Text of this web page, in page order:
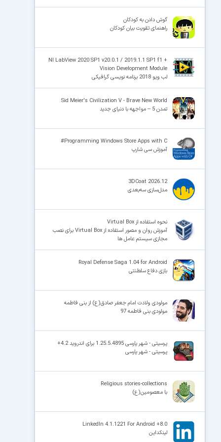
گوش دادن به کودکان
راهنمای تقویت بیان کودکان
NI LabView 2020 SP1 v20.0.1 / 2019.1.1 SP1 f1 +
Vision Development Module
لب ویو 2018 برنامه نویسی گرافیکی
Sid Meier's Civilization V - Brave New World
تمدن 5 – مواجهه با دنیای جدید
Programming Windows Store Apps with C#
آموزش سی شارپ
3DCoat 2026.12
مدل‌سازی سه‌بعدی
نحوه استفاده از Virtual Box
آموزش روان و مصور استفاده از Virtual Box برای نصب
مجازی سیستم عامل ها
Royal Defense Saga 1.04 for Android
بازی دفاع سلطنتی
مولودی ولادت امام جعفر صادق(ع) از بنی فاطمه
مولودی بنی فاطمه 97
پرسیتی - شهر پارسی 1.25.5.4895 برای اندروید 4.2+
پرسیتی - شهر پارسی
Religious stories-collections
با معصومین(ع)
LinkedIn 4.1.1221 For Android +8.0
لینکداین